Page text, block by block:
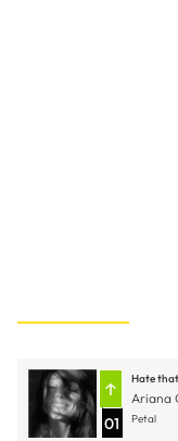
01
Hate
Ariana
Petal